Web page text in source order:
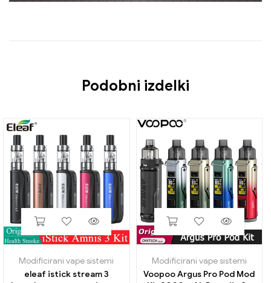
Podobni izdelki
Modificirani vape sistemi
eleaf istick stream 3
Modificirani vape sistemi
Voopoo Argus Pro Pod Mod